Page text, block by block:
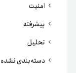
امنیت
پیشرفته
تحلیل
دسته‌بندی نشده